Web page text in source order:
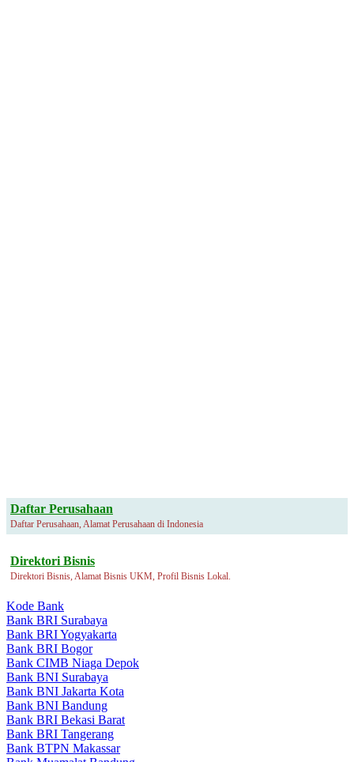
Daftar Perusahaan
Daftar Perusahaan, Alamat Perusahaan di Indonesia
Direktori Bisnis
Direktori Bisnis, Alamat Bisnis UKM, Profil Bisnis Lokal.
Kode Bank
Bank BRI Surabaya
Bank BRI Yogyakarta
Bank BRI Bogor
Bank CIMB Niaga Depok
Bank BNI Surabaya
Bank BNI Jakarta Kota
Bank BNI Bandung
Bank BRI Bekasi Barat
Bank BRI Tangerang
Bank BTPN Makassar